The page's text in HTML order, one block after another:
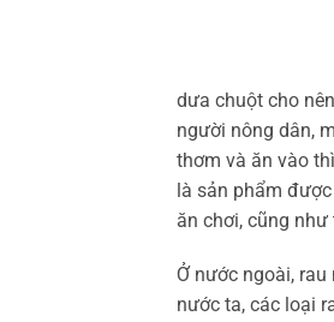
dưa chuột cho
người nông dân,
thơm và ăn vào
là sản phẩm
ăn chơi, cũng
Ở nước ngoài,
nước ta, các loại